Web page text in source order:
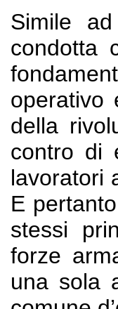
Simile
condotta
operativo
della
contro di
lavoratori
E
stessi
forze
una sola